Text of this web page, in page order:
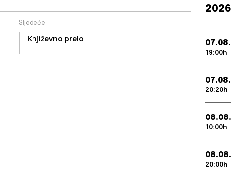
Sljedeće
Književno prelo
2026
07.08.
19:00h
07.08.
20:20h
08.08.
10:00h
08.08.
20:00h